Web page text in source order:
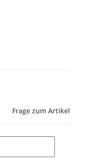
Frage zum Artikel